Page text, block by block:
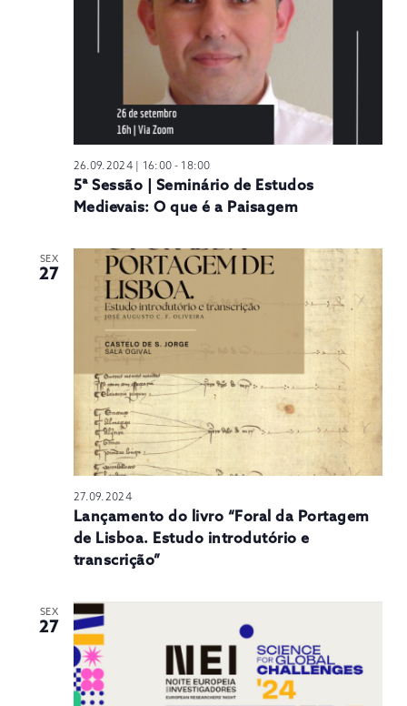
26.09.2024 | 16:00 - 18:00
5ª Sessão | Seminário de Estudos
Medievais: O que é a Paisagem
SEX
27
27.09.2024
Lançamento do livro “Foral da Portagem
de Lisboa. Estudo introdutório e
transcrição”
SEX
27